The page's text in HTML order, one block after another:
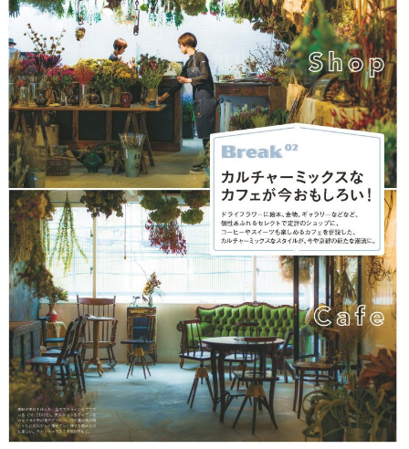
2026年1月号「猫がいれば、幸せ」
2025年12月号「お酒の新常識。」